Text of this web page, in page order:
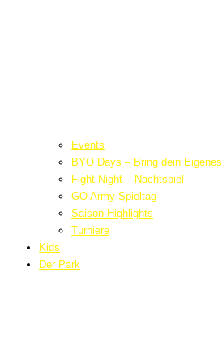
Events
BYO Days – Bring dein Eigenes
Fight Night – Nachtspiel
GO Army Spieltag
Saison-Highlights
Turniere
Kids
Der Park